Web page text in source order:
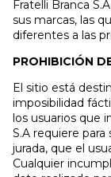
Fratelli Branca
sus marcas, las
diferentes a las
PROHIBICIÓN
El sitio está
imposibilidad
los usuarios que
S.A requiere
jurada, que el
Cualquier